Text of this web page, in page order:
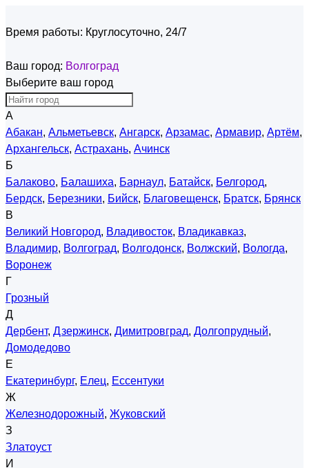
Время работы: Круглосуточно, 24/7
Ваш город: Волгоград
Выберите ваш город
А
Абакан, Альметьевск, Ангарск, Арзамас, Армавир, Артём,
Архангельск, Астрахань, Ачинск
Б
Балаково, Балашиха, Барнаул, Батайск, Белгород,
Бердск, Березники, Бийск, Благовещенск, Братск, Брянск
В
Великий Новгород, Владивосток, Владикавказ,
Владимир, Волгоград, Волгодонск, Волжский, Вологда,
Воронеж
Г
Грозный
Д
Дербент, Дзержинск, Димитровград, Долгопрудный,
Домодедово
Е
Екатеринбург, Елец, Ессентуки
Ж
Железнодорожный, Жуковский
З
Златоуст
И